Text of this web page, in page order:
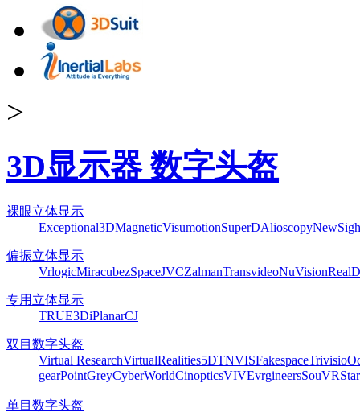
>
3D显示器 数字头盔
裸眼立体显示
Exceptional3DMagneticVisumotionSuperDAlioscopy
偏振立体显示
VrlogicMiracubezSpaceJVCZalmanTransvideoNuVisionRealD
专用立体显示
TRUE3DiPlanarCJ
双目数字头盔
Virtual ResearchVirtualRealities5DTNVISFakespaceTrivisio
gearPointGreyCyberWorldCinopticsVIVEvrgineersSouVR
单目数字头盔